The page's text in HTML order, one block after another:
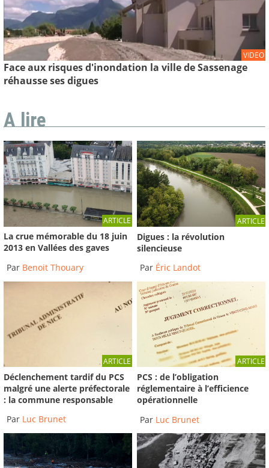
VIDEO
Face aux risques d'inondation la ville de Sassenage
réhausse ses digues
A lire
ARTICLE
La crue mémorable du 18 juin
2013 en Vallées des gaves
Par Benoit Thouary
ARTICLE
Digues : la révolution
silencieuse
Par Éric Landot
ARTICLE
Déclenchement tardif du PCS
malgré une alerte préfectorale
: la commune responsable
Par Luc Brunet
ARTICLE
PCS : de l’obligation
réglementaire à l’efficience
opérationnelle
Par Luc Brunet